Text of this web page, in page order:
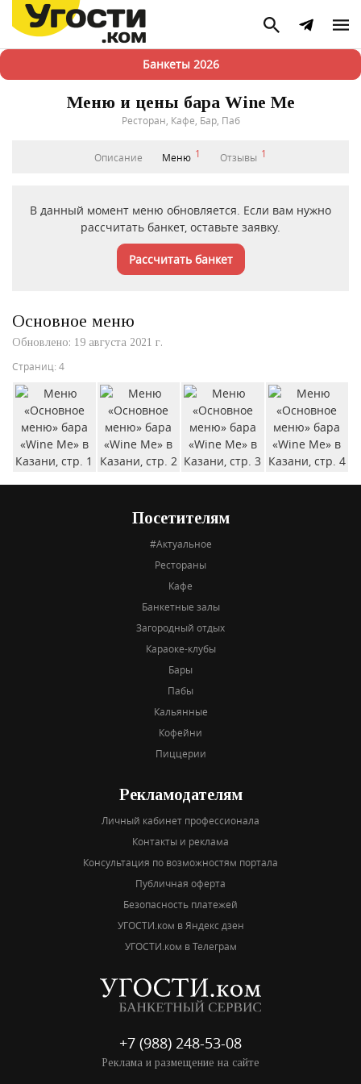
Банкеты 2026
Меню и цены бара Wine Me
Ресторан, Кафе, Бар, Паб
Описание Меню 1 Отзывы 1
В данный момент меню обновляется. Если вам нужно
рассчитать банкет, оставьте заявку.
Рассчитать банкет
Основное меню
Обновлено: 19 августа 2021 г.
Страниц: 4
Посетителям
#Актуальное
Рестораны
Кафе
Банкетные залы
Загородный отдых
Караоке-клубы
Бары
Пабы
Кальянные
Кофейни
Пиццерии
Рекламодателям
Личный кабинет профессионала
Контакты и реклама
Консультация по возможностям портала
Публичная оферта
Безопасность платежей
УГОСТИ.ком в Яндекс дзен
УГОСТИ.ком в Телеграм
+7 (988) 248-53-08
Реклама и размещение на сайте